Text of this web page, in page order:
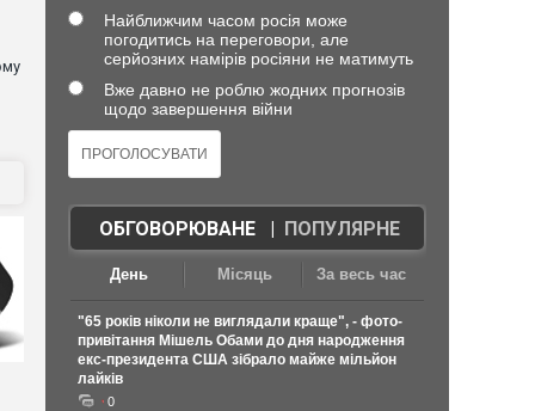
Найближчим часом росія може
погодитись на переговори, але
серйозних намірів росіяни не матимуть
Вже давно не роблю жодних прогнозів
щодо завершення війни
ОБГОВОРЮВАНЕ| ПОПУЛЯРНЕ
День Місяць За весь час
"65 років ніколи не виглядали краще", - фото-
привітання Мішель Обами до дня народження
екс-президента США зібрало майже мільйон
лайків
0